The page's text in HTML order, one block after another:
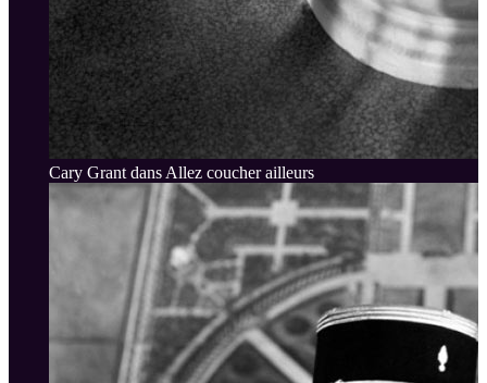
Cary Grant dans Allez coucher ailleurs